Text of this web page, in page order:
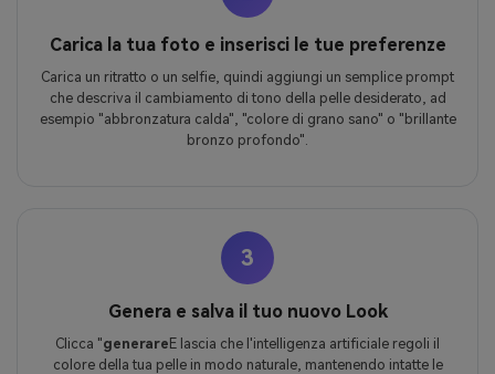
Carica la tua foto e inserisci le tue preferenze
Carica un ritratto o un selfie, quindi aggiungi un semplice prompt
che descriva il cambiamento di tono della pelle desiderato, ad
esempio "abbronzatura calda", "colore di grano sano" o "brillante
bronzo profondo".
3
Genera e salva il tuo nuovo Look
Clicca "generareE lascia che l'intelligenza artificiale regoli il
colore della tua pelle in modo naturale, mantenendo intatte le